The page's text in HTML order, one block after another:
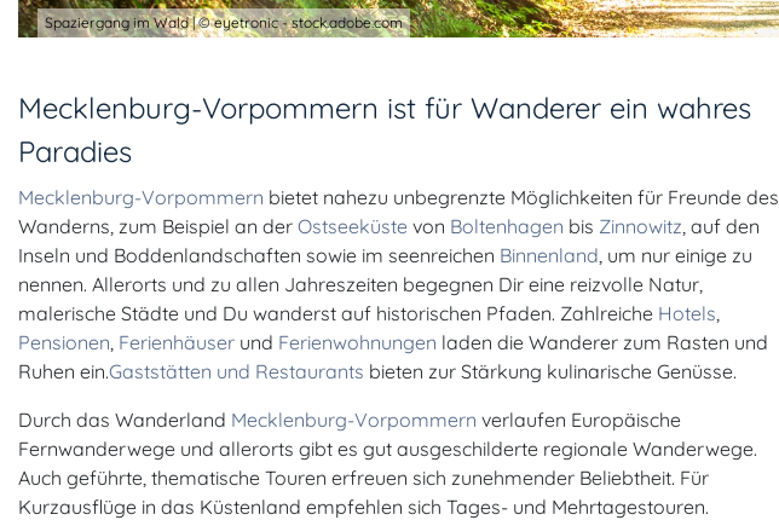
Spaziergang im Wald | © eyetronic - stock.adobe.com
Mecklenburg-Vorpommern ist für Wanderer ein wahres
Paradies
Mecklenburg-Vorpommern bietet nahezu unbegrenzte Möglichkeiten für Freunde des
Wanderns, zum Beispiel an der Ostseeküste von Boltenhagen bis Zinnowitz , auf den
Inseln und Boddenlandschaften sowie im seenreichen Binnenland , um nur einige zu
nennen. Allerorts und zu allen Jahreszeiten begegnen Dir eine reizvolle Natur,
malerische Städte und Du wanderst auf historischen Pfaden. Zahlreiche Hotels
Pensionen Ferienhäuser und Ferienwohnungen laden die Wanderer zum Rasten und
Ruhen ein.Gaststätten und Restaurants bieten zur Stärkung kulinarische Genüsse.
Durch das Wanderland Mecklenburg-Vorpommern verlaufen Europäische
Fernwanderwege und allerorts gibt es gut ausgeschilderte regionale Wanderwege.
Auch geführte, thematische Touren erfreuen sich zunehmender Beliebtheit. Für
Kurzausflüge in das Küstenland empfehlen sich Tages- und Mehrtagestouren.